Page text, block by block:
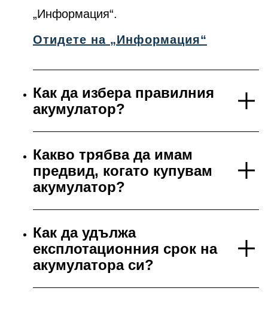
„Информация“.
Отидете на „Информация“
Как да избера правилния
акумулатор?
Какво трябва да имам
предвид, когато купувам
акумулатор?
Как да удължа
експлотационния срок на
акумулатора си?